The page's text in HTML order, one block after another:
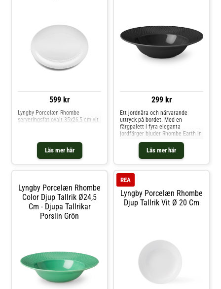
599 kr
Läs mer här
Lyngby Porcelæn Rhombe
serveringsfat ovalt 35x26,5 cm vit
299 kr
Läs mer här
Ett jordnära och närvarande
uttryck på bordet. Med en
färgpalett i fyra eleganta
jordfärger bjuder Rhombe Earth in
oss att sakta ner, vara närvarande
vid måltiden, dem vi äter med och
lägga märke till skönheten i
servisen. Seriens pastatallrik på
perfekt till soppa,
Lyngby Porcelæn Rhombe
Color Djup Tallrik Ø24,5
Cm - Djupa Tallrikar
Porslin Grön
Lyngby Porcelæn Rhombe
Djup Tallrik Vit Ø 20 Cm
REA